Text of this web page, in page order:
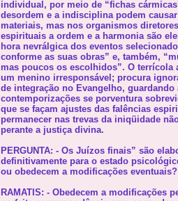
individual, por meio de “fichas
desordem e a indisciplina podem
materiais, mas nos organismos
espirituais a ordem e a harmonia são
hora nevrálgica dos eventos
conforme as suas obras” e, também,
mas poucos os escolhidos”. O terrícola
um menino irresponsável; procura
de integração no Evangelho, guardando
contemporizações se porventura
que se façam ajustes das falências
permanecer nas trevas da iniqüidade
perante a justiça divina.
PERGUNTA: - Os Juízos finais” são
definitivamente para o estado
ou obedecem a modificações eventuais?
RAMATIS: - Obedecem a modificações